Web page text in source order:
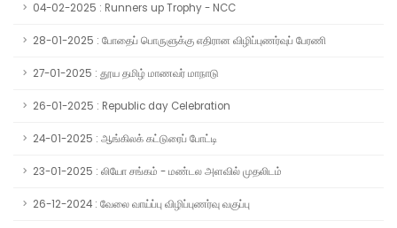
04-02-2025 : Runners up Trophy - NCC
28-01-2025 : போதைப் பொருளுக்கு எதிரான விழிப்புணர்வுப் பேரணி
27-01-2025 : தூய தமிழ் மாணவர் மாநாடு
26-01-2025 : Republic day Celebration
24-01-2025 : ஆங்கிலக் கட்டுரைப் போட்டி
23-01-2025 : லியோ சங்கம் - மண்டல அளவில் முதலிடம்
26-12-2024 : வேலை வாய்ப்பு விழிப்புணர்வு வகுப்பு